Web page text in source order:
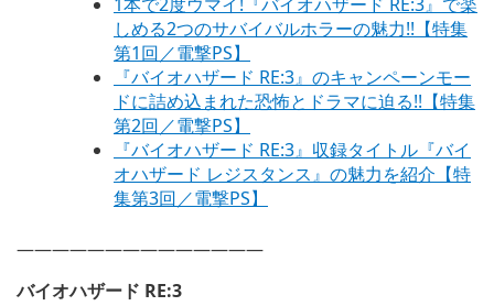
しめる2つのサバイバルホラーの魅力!!【特集
第1回／電撃PS】
『バイオハザード RE:3』のキャンペーンモー
ドに詰め込まれた恐怖とドラマに迫る!!【特集
第2回／電撃PS】
『バイオハザード RE:3』収録タイトル『バイ
オハザード レジスタンス』の魅力を紹介【特
集第3回／電撃PS】
——————————————
バイオハザード RE:3